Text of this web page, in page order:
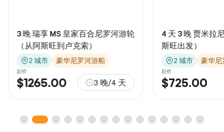
3 晚 瑞享 MS 皇家百合尼罗河游轮
（从阿斯旺到卢克索）
2 城市 豪华尼罗河游船
起价
$1265.00 3 晚/4 天
4 天 3 晚 贾米拉
斯旺出发）
2 城市 豪华
起价
$725.00